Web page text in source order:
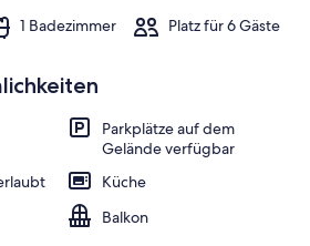
1 Badezimmer Platz für 6 Gäste
Parkplätze auf dem
Gelände verfügbar
Küche
Balkon